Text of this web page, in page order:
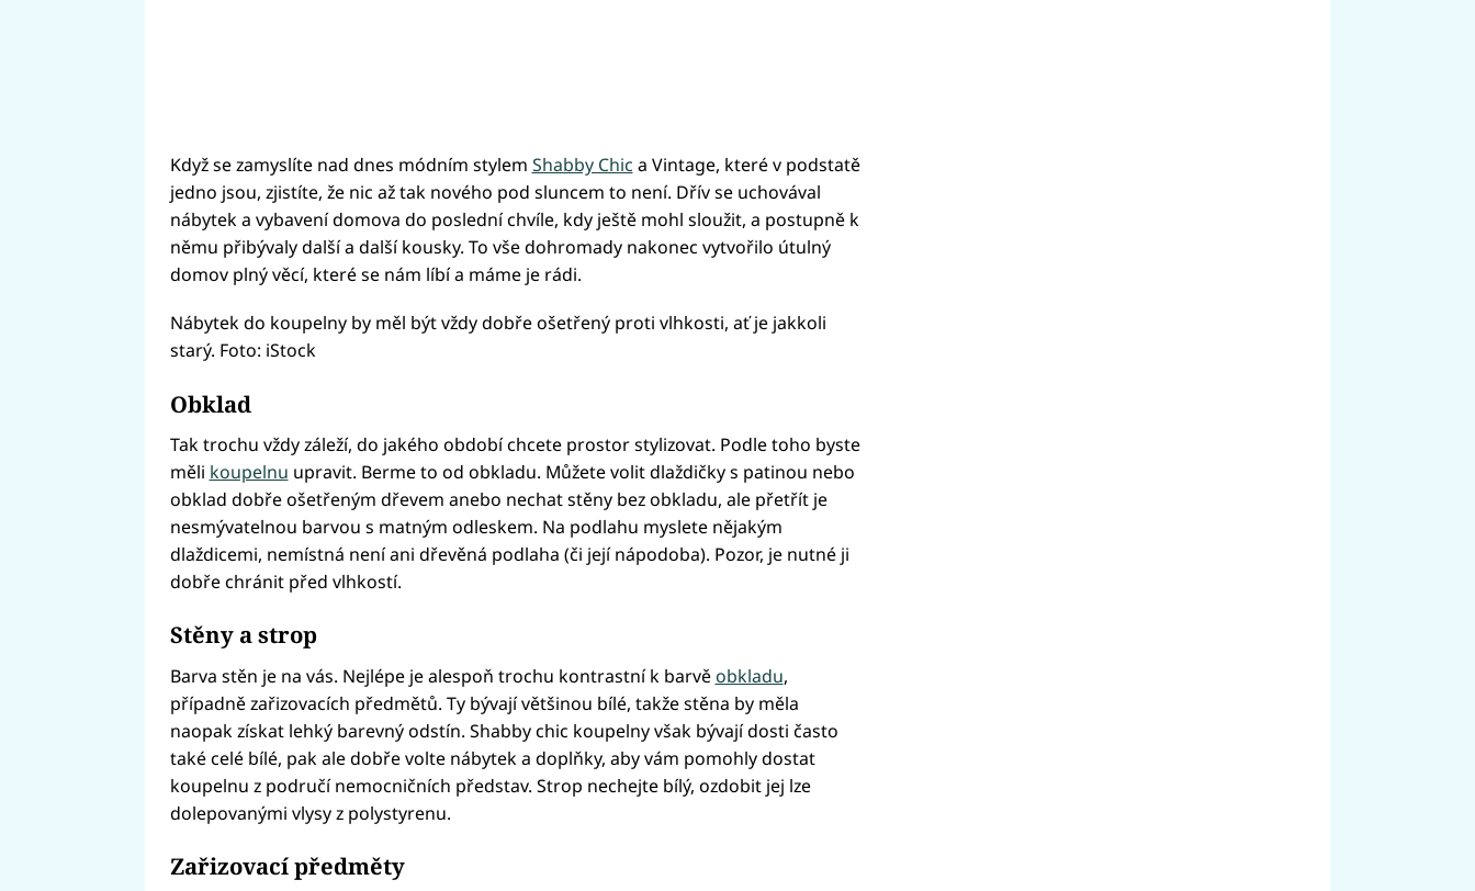
Když se zamyslíte nad dnes módním stylem Shabby Chic a Vintage, které v podstatě
jedno jsou, zjistíte, že nic až tak nového pod sluncem to není. Dřív se uchovával
nábytek a vybavení domova do poslední chvíle, kdy ještě mohl sloužit, a postupně k
němu přibývaly další a další kousky. To vše dohromady nakonec vytvořilo útulný
domov plný věcí, které se nám líbí a máme je rádi.
Nábytek do koupelny by měl být vždy dobře ošetřený proti vlhkosti, ať je jakkoli
starý. Foto: iStock
Obklad
Tak trochu vždy záleží, do jakého období chcete prostor stylizovat. Podle toho byste
měli koupelnu upravit. Berme to od obkladu. Můžete volit dlaždičky s patinou nebo
obklad dobře ošetřeným dřevem anebo nechat stěny bez obkladu, ale přetřít je
nesmývatelnou barvou s matným odleskem. Na podlahu myslete nějakým
dlaždicemi, nemístná není ani dřevěná podlaha (či její nápodoba). Pozor, je nutné ji
dobře chránit před vlhkostí.
Stěny a strop
Barva stěn je na vás. Nejlépe je alespoň trochu kontrastní k barvěobkladu,
případně zařizovacích předmětů. Ty bývají většinou bílé, takže stěna by měla
naopak získat lehký barevný odstín. Shabby chic koupelny však bývají dosti často
také celé bílé, pak ale dobře volte nábytek a doplňky, aby vám pomohly dostat
koupelnu z područí nemocničních představ. Strop nechejte bílý, ozdobit jej lze
dolepovanými vlysy z polystyrenu.
Zařizovací předměty